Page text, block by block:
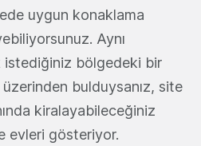
uygun konaklama
Aynı
bölgedeki bir
bulduysanız, site
kiralayabileceğiniz
evleri gösteriyor.